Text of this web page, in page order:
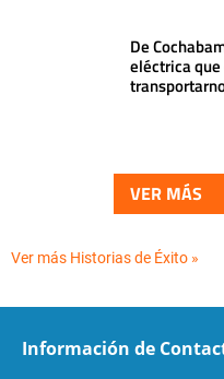
De
eléctrica
VER MÁS
Ver más Historias de Éxito »
Información de